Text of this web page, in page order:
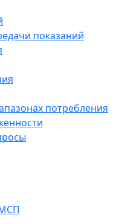
показаний
потребления